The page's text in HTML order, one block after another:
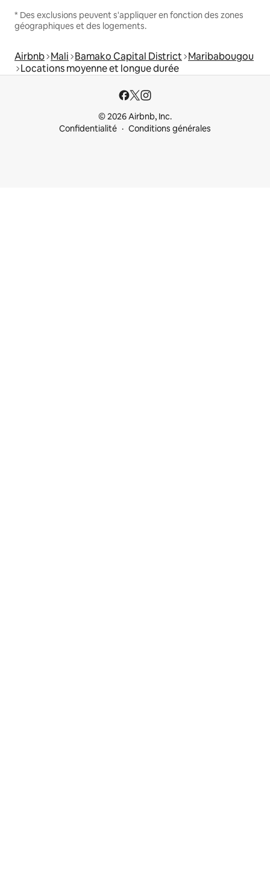
* Des exclusions peuvent s'appliquer en fonction des zones
géographiques et des logements.
Airbnb Mali Bamako Capital District Maribabougou
Locations moyenne et longue durée
© 2026 Airbnb, Inc.
Confidentialité
Conditions générales